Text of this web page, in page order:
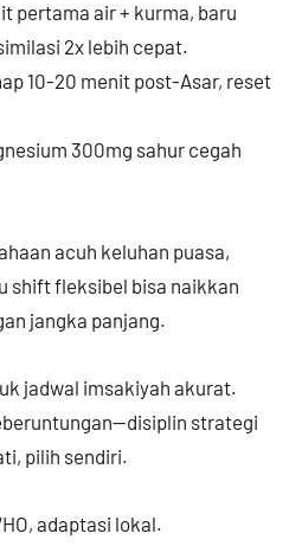
pertama air + kurma, baru
2x lebih cepat.
10-20 menit post-Asar, reset
300mg sahur cegah
acuh keluhan puasa,
shift fleksibel bisa naikkan
jangka panjang.
jadwal imsakiyah akurat.
strategi
pilih sendiri.
adaptasi lokal.